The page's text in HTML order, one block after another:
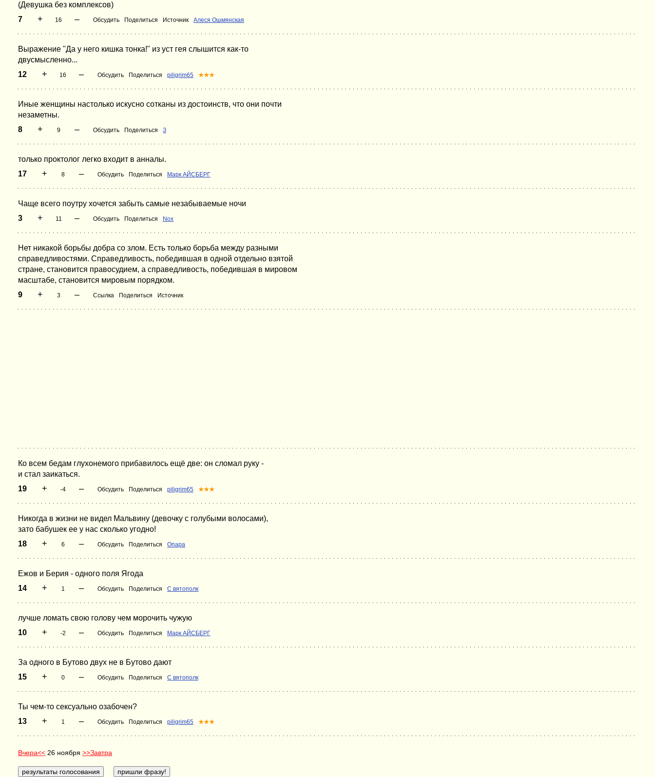
(Девушка без комплексов)
7
+ 16 – Обсудить Поделиться Источник Алеся Ошмянская
Выражение "Да у него кишка тонка!" из уст гея слышится как-то
двусмысленно...
12
+ 16 – Обсудить Поделиться piligrim65 ★★★
Иные женщины настолько искусно сотканы из достоинств, что они почти
незаметны.
8
+ 9 – Обсудить Поделиться З
только проктолог легко входит в анналы.
17
+ 8 – Обсудить Поделиться Марк АЙСБЕРГ
Чаще всего поутру хочется забыть самые незабываемые ночи
3
+ 11 – Обсудить Поделиться Nox
Нет никакой борьбы добра со злом. Есть только борьба между разными
справедливостями. Справедливость, победившая в одной отдельно взятой
стране, становится правосудием, а справедливость, победившая в мировом
масштабе, становится мировым порядком.
9
+ 3 – Ссылка Поделиться Источник
Ко всем бедам глухонемого прибавилось ещё две: он сломал руку -
и стал заикаться.
19
+ -4 – Обсудить Поделиться piligrim65 ★★★
Никогда в жизни не видел Мальвину (девочку с голубыми волосами),
зато бабушек ее у нас сколько угодно!
18
+ 6 – Обсудить Поделиться Опара
Ежов и Берия - одного поля Ягода
14
+ 1 – Обсудить Поделиться С вятополк
лучше ломать свою голову чем морочить чужую
10
+ -2 – Обсудить Поделиться Марк АЙСБЕРГ
За одного в Бутово двух не в Бутово дают
15
+ 0 – Обсудить Поделиться С вятополк
Ты чем-то сексуально озабочен?
13
+ 1 – Обсудить Поделиться piligrim65 ★★★
Вчера<< 26 ноября >>Завтра